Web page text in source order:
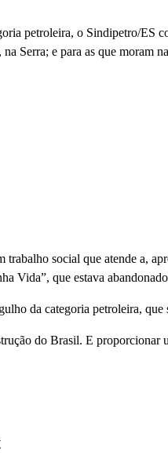
petroleira, o Sindipetro/ES
Serra; e para as que moram
social que atende a,
Vida”, que estava
da categoria petroleira, que
do Brasil. E proporcionar